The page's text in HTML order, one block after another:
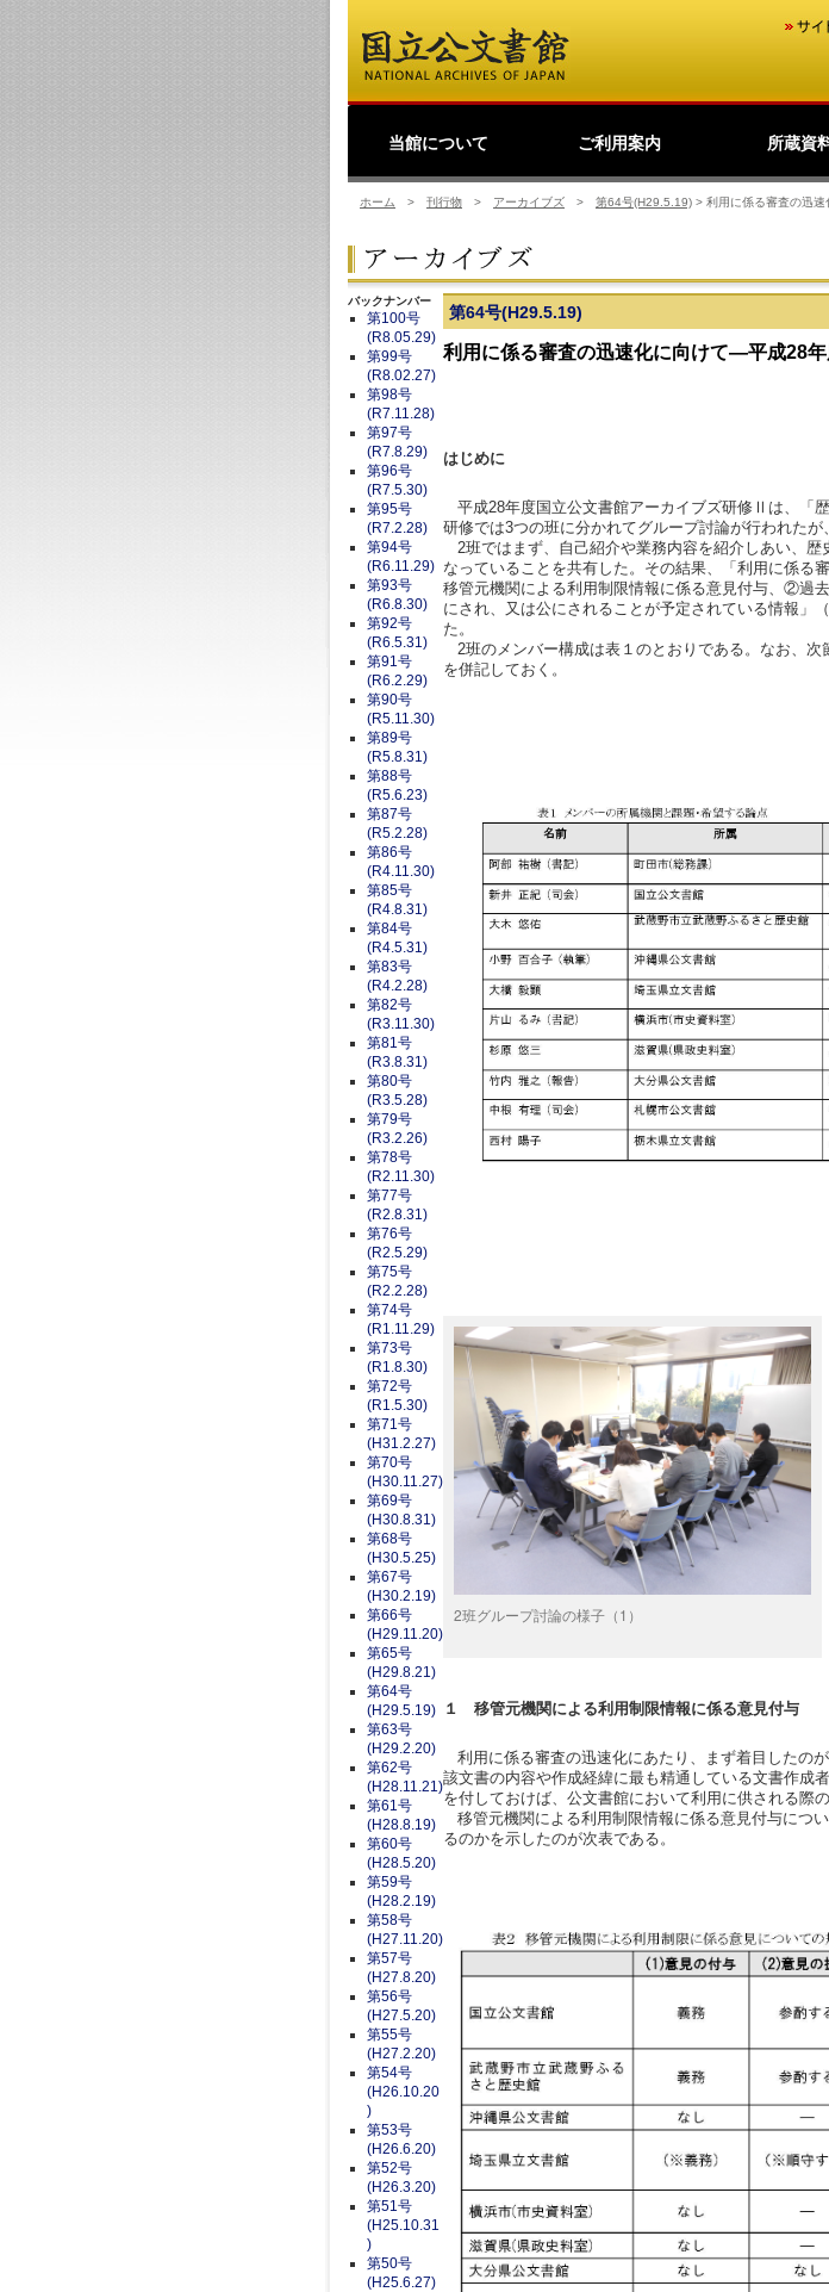
当館について
館長挨拶
事業理念
公文書館概要
業務・活動
歴史公文書等の移管か
ら利用まで
館主催見学会
調査・研究
研修・全国公文書館会
議
国際交流
ご利用案内
利用規則
閲覧室ご利用案内
写しの交付等のご案内
貸出しその他のご案内
取材のご案内
よくあるご質問
ショップ
友の会
所蔵資
デジタルアー
日本のあゆみ
ホーム > 刊行物 > アーカイブズ > 第64号(H29.5.19) > 利用に係る審査の迅
第64号(H29.5.19)
利用に係る審査の迅速化に向けて―平成28
はじめに
平成28年度国立公文書館アーカイブズ研修Ⅱは、「
研修では3つの班に分かれてグループ討論が行われたが
2班ではまず、自己紹介や業務内容を紹介しあい、歴
なっていることを共有した。その結果、「利用に係
移管元機関による利用制限情報に係る意見付与、②過
にされ、又は公にされることが予定されている情報」
た。
2班のメンバー構成は表１のとおりである。なお、
を併記しておく。
2班グループ討論の様子（1）
１ 移管元機関による利用制限情報に係る意見付与
利用に係る審査の迅速化にあたり、まず着目したの
該文書の内容や作成経緯に最も精通している文書作成
を付しておけば、公文書館において利用に供される際
移管元機関による利用制限情報に係る意見付与につ
るのかを示したのが次表である。
バックナンバー
第100号
(R8.05.29)
第99号
(R8.02.27)
第98号
(R7.11.28)
第97号
(R7.8.29)
第96号
(R7.5.30)
第95号
(R7.2.28)
第94号
(R6.11.29)
第93号
(R6.8.30)
第92号
(R6.5.31)
第91号
(R6.2.29)
第90号
(R5.11.30)
第89号
(R5.8.31)
第88号
(R5.6.23)
第87号
(R5.2.28)
第86号
(R4.11.30)
第85号
(R4.8.31)
第84号
(R4.5.31)
第83号
(R4.2.28)
第82号
(R3.11.30)
第81号
(R3.8.31)
第80号
(R3.5.28)
第79号
(R3.2.26)
第78号
(R2.11.30)
第77号
(R2.8.31)
第76号
(R2.5.29)
第75号
(R2.2.28)
第74号
(R1.11.29)
第73号
(R1.8.30)
第72号
(R1.5.30)
第71号
(H31.2.27)
第70号
(H30.11.27)
第69号
(H30.8.31)
第68号
(H30.5.25)
第67号
(H30.2.19)
第66号
(H29.11.20)
第65号
(H29.8.21)
第64号
(H29.5.19)
第63号
(H29.2.20)
第62号
(H28.11.21)
第61号
(H28.8.19)
第60号
(H28.5.20)
第59号
(H28.2.19)
第58号
(H27.11.20)
第57号
(H27.8.20)
第56号
(H27.5.20)
第55号
(H27.2.20)
第54号
(H26.10.20
)
第53号
(H26.6.20)
第52号
(H26.3.20)
第51号
(H25.10.31
)
第50号
(H25.6.27)